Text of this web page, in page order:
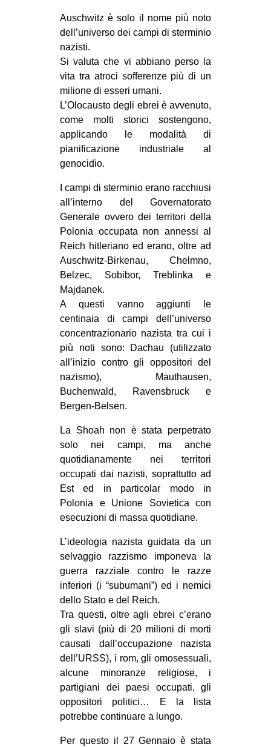
tw
bsky
SEARCH
Auschwitz è solo il nome più noto
dell’universo dei campi di sterminio
nazisti.
Si valuta che vi abbiano perso la
vita tra atroci sofferenze più di un
milione di esseri umani.
L’Olocausto degli ebrei è avvenuto,
come molti storici sostengono,
applicando le modalità di
pianificazione industriale al
genocidio.
I campi di sterminio erano racchiusi
all’interno del Governatorato
Generale ovvero dei territori della
Polonia occupata non annessi al
Reich hitleriano ed erano, oltre ad
Auschwitz-Birkenau, Chelmno,
Belzec, Sobibor, Treblinka e
Majdanek.
A questi vanno aggiunti le
centinaia di campi dell’universo
concentrazionario nazista tra cui i
più noti sono: Dachau (utilizzato
all’inizio contro gli oppositori del
nazismo), Mauthausen,
Buchenwald, Ravensbruck e
Bergen-Belsen.
La Shoah non è stata perpetrato
solo nei campi, ma anche
quotidianamente nei territori
occupati dai nazisti, soprattutto ad
Est ed in particolar modo in
Polonia e Unione Sovietica con
esecuzioni di massa quotidiane.
L’ideologia nazista guidata da un
selvaggio razzismo imponeva la
guerra razziale contro le razze
inferiori (i “subumani”) ed i nemici
dello Stato e del Reich.
Tra questi, oltre agli ebrei c’erano
gli slavi (più di 20 milioni di morti
causati dall’occupazione nazista
dell’URSS), i rom, gli omosessuali,
alcune minoranze religiose, i
partigiani dei paesi occupati, gli
oppositori politici… E la lista
potrebbe continuare a lungo.
Per questo il 27 Gennaio è stata